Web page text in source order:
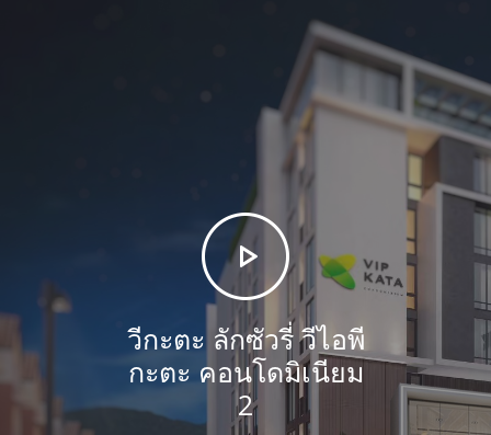
วีกะตะ ลักซัวรี่ วีไอพี
กะตะ คอนโดมิเนียม
2